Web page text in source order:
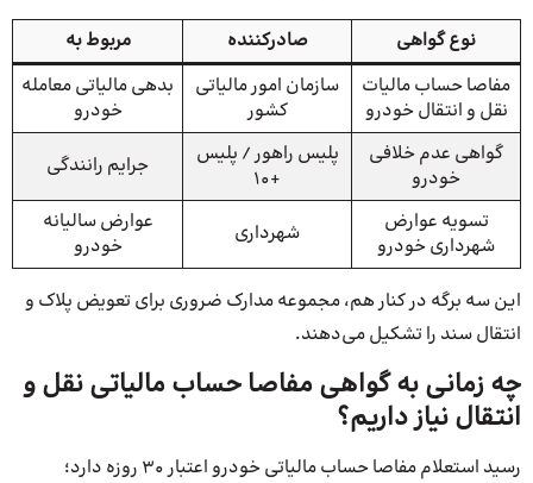
نوع گواهی صادرکننده
مربوط به
مفاصا حساب مالیات
نقل و انتقال خودرو
سازمان امور مالیاتی
کشور
بدهی مالیاتی معامله
خودرو
گواهی عدم خلافی
خودرو
پلیس راهور / پلیس
+۱۰
جرایم رانندگی
تسویه عوارض
شهرداری خودرو
شهرداری
عوارض سالیانه
خودرو
این سه برگه در کنار هم، مجموعه مدارک ضروری برای تعویض پلاک و
انتقال سند را تشکیل می‌دهند.
چه زمانی به گواهی مفاصا حساب مالیاتی نقل و
انتقال نیاز داریم؟
رسید استعلام مفاصا حساب مالیاتی خودرو اعتبار 30 روزه دارد؛